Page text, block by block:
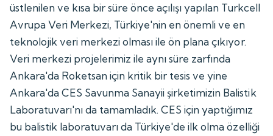
üstlenilen ve kısa bir süre önce açılışı yapılan Turkcell
Avrupa Veri Merkezi, Türkiye'nin en önemli ve en
teknolojik veri merkezi olması ile ön plana çıkıyor.
Veri merkezi projelerimiz ile aynı süre zarfında
Ankara'da Roketsan için kritik bir tesis ve yine
Ankara'da CES Savunma Sanayii şirketimizin Balistik
Laboratuvarı'nı da tamamladık. CES için yaptığımız
bu balistik laboratuvarı da Türkiye'de ilk olma özelliği